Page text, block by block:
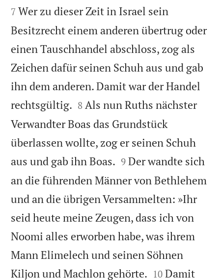
7 Wer zu dieser Zeit in Israel sein
Besitzrecht einem anderen übertrug oder
einen Tauschhandel abschloss, zog als
Zeichen dafür seinen Schuh aus und gab
ihn dem anderen. Damit war der Handel
rechtsgültig. 

8 Als nun Ruths nächster
Verwandter Boas das Grundstück
überlassen wollte, zog er seinen Schuh
aus und gab ihn Boas. 

9 Der wandte sich
an die führenden Männer von Bethlehem
und an die übrigen Versammelten: »Ihr
seid heute meine Zeugen, dass ich von
Noomi alles erworben habe, was ihrem
Mann Elimelech und seinen Söhnen
Kiljon und Machlon gehörte. 

10 Damit